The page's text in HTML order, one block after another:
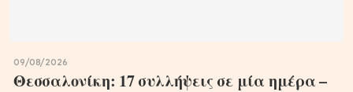
09/08/2026
Θεσσαλονίκη: 17 συλλήψεις σε μία ημέρα –